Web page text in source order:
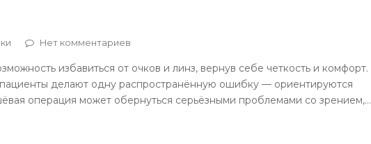
Нет комментариев
избавиться от очков и линз, вернув себе четкость и комфорт.
делают одну распространённую ошибку — ориентируются
операция может обернуться серьёзными проблемами со зрением,…